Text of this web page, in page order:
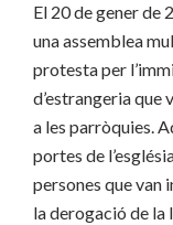
El 20 de gener de
una assemblea
protesta per
d’estrangeria
a les parròquies.
portes de
persones que van
la derogació de la